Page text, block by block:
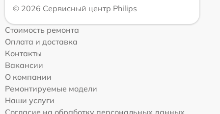
© 2026 Сервисный центр Philips
Стоимость ремонта
Оплата и доставка
Контакты
Вакансии
О компании
Ремонтируемые модели
Наши услуги